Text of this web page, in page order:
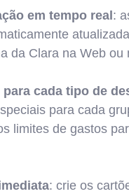
em tempo real:
da Clara na Web ou
cada tipo de
para cada
limites de gastos
: crie os